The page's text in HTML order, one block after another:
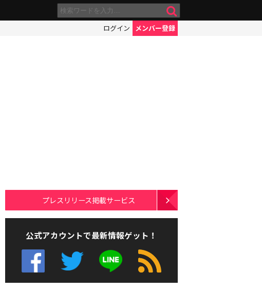
ログイン メンバー登録
プレスリリース掲載サービス
公式アカウントで最新情報ゲット！